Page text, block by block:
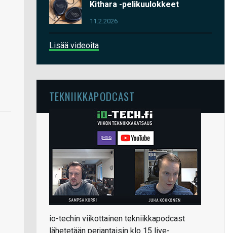
Kithara -pelikuulokkeet
11.2.2026
Lisää videoita
TEKNIIKKAPODCAST
io-techin viikottainen tekniikkapodcast
lähetetään perjantaisin klo 15 live-